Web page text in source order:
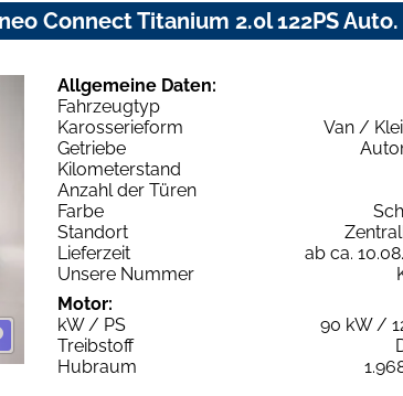
Connect Titanium 2.0l 122PS Auto.
Allgemeine Daten:
Fahrzeugtyp
Karosserieform
Van /
Getriebe
Kilometerstand
Anzahl der Türen
Farbe
Standort
Lieferzeit
ab ca.
Unsere Nummer
Motor:
kW / PS
90 kW /
Treibstoff
Hubraum